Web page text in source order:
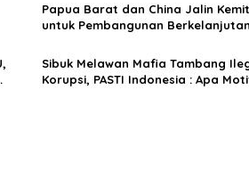
Papua Barat dan China Jalin
untuk Pembangunan Berkelanjutan
Sibuk Melawan Mafia Tambang
Korupsi, PASTI Indonesia : Apa